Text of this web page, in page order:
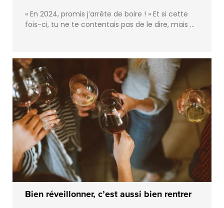
« En 2024, promis j’arrête de boire ! » Et si cette
fois-ci, tu ne te contentais pas de le dire, mais …
Bien réveillonner, c’est aussi bien rentrer